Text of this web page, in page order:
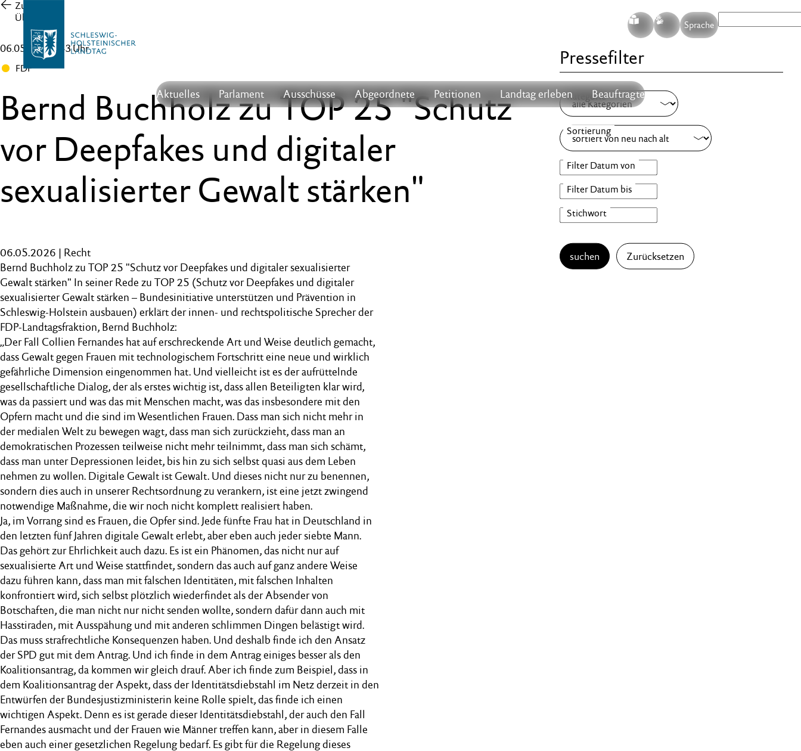
S G Sprache
Aktuelles Parlament Ausschüsse Abgeordnete Petitionen Landtag erleben Beauftragte
Zur
Übersicht
06.05.26 , 17:43 Uhr
FDP
Bernd Buchholz zu TOP 25 "Schutz
vor Deepfakes und digitaler
sexualisierter Gewalt stärken"
06.05.2026 | Recht
Bernd Buchholz zu TOP 25 "Schutz vor Deepfakes und digitaler sexualisierter
Gewalt stärken" In seiner Rede zu TOP 25 (Schutz vor Deepfakes und digitaler
sexualisierter Gewalt stärken – Bundesinitiative unterstützen und Prävention in
Schleswig-Holstein ausbauen) erklärt der innen- und rechtspolitische Sprecher der
FDP-Landtagsfraktion, Bernd Buchholz:
„Der Fall Collien Fernandes hat auf erschreckende Art und Weise deutlich gemacht,
dass Gewalt gegen Frauen mit technologischem Fortschritt eine neue und wirklich
gefährliche Dimension eingenommen hat. Und vielleicht ist es der aufrüttelnde
gesellschaftliche Dialog, der als erstes wichtig ist, dass allen Beteiligten klar wird,
was da passiert und was das mit Menschen macht, was das insbesondere mit den
Opfern macht und die sind im Wesentlichen Frauen. Dass man sich nicht mehr in
der medialen Welt zu bewegen wagt, dass man sich zurückzieht, dass man an
demokratischen Prozessen teilweise nicht mehr teilnimmt, dass man sich schämt,
dass man unter Depressionen leidet, bis hin zu sich selbst quasi aus dem Leben
nehmen zu wollen. Digitale Gewalt ist Gewalt. Und dieses nicht nur zu benennen,
sondern dies auch in unserer Rechtsordnung zu verankern, ist eine jetzt zwingend
notwendige Maßnahme, die wir noch nicht komplett realisiert haben.
Ja, im Vorrang sind es Frauen, die Opfer sind. Jede fünfte Frau hat in Deutschland in
den letzten fünf Jahren digitale Gewalt erlebt, aber eben auch jeder siebte Mann.
Das gehört zur Ehrlichkeit auch dazu. Es ist ein Phänomen, das nicht nur auf
sexualisierte Art und Weise stattfindet, sondern das auch auf ganz andere Weise
dazu führen kann, dass man mit falschen Identitäten, mit falschen Inhalten
konfrontiert wird, sich selbst plötzlich wiederfindet als der Absender von
Botschaften, die man nicht nur nicht senden wollte, sondern dafür dann auch mit
Hasstiraden, mit Ausspähung und mit anderen schlimmen Dingen belästigt wird.
Das muss strafrechtliche Konsequenzen haben. Und deshalb finde ich den Ansatz
der SPD gut mit dem Antrag. Und ich finde in dem Antrag einiges besser als den
Koalitionsantrag, da kommen wir gleich drauf. Aber ich finde zum Beispiel, dass in
dem Koalitionsantrag der Aspekt, dass der Identitätsdiebstahl im Netz derzeit in den
Entwürfen der Bundesjustizministerin keine Rolle spielt, das finde ich einen
wichtigen Aspekt. Denn es ist gerade dieser Identitätsdiebstahl, der auch den Fall
Fernandes ausmacht und der Frauen wie Männer treffen kann, aber in diesem Falle
eben auch einer gesetzlichen Regelung bedarf. Es gibt für die Regelung dieses
Pressefilter
suchen Zurücksetzen